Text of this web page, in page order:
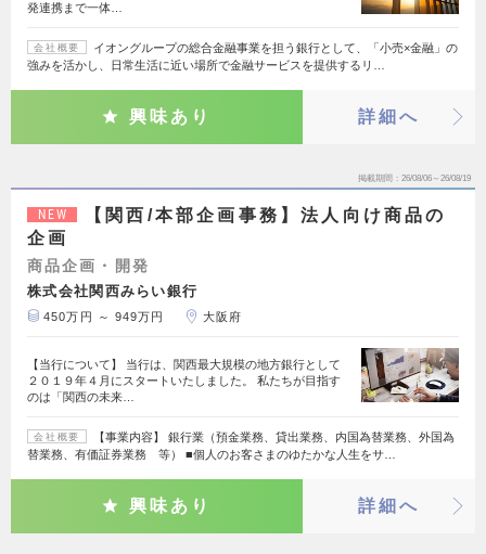
発連携まで一体…
会社概要
イオングループの総合金融事業を担う銀行として、「小売×金融」の
強みを活かし、日常生活に近い場所で金融サービスを提供するリ…
興味あり 詳細へ
掲載期間 26/08/06～26/08/19
NEW
【関西/本部企画事務】法人向け商品の
企画
商品企画・開発
株式会社関西みらい銀行
450万円 ～ 949万円 大阪府
【当行について】 当行は、関西最大規模の地方銀行として
２０１９年４月にスタートいたしました。 私たちが目指す
のは「関西の未来…
会社概要
【事業内容】 銀行業（預金業務、貸出業務、内国為替業務、外国為
替業務、有価証券業務 等） ■個人のお客さまのゆたかな人生をサ…
興味あり 詳細へ